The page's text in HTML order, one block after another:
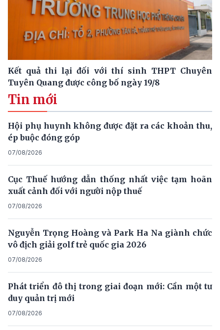
Kết quả thi lại đối với thí sinh THPT Chuyên
Tuyên Quang được công bố ngày 19/8
Tin mới
Hội phụ huynh không được đặt ra các khoản thu,
ép buộc đóng góp
07/08/2026
Cục Thuế hướng dẫn thống nhất việc tạm hoãn
xuất cảnh đối với người nộp thuế
07/08/2026
Nguyễn Trọng Hoàng và Park Ha Na giành chức
vô địch giải golf trẻ quốc gia 2026
07/08/2026
Phát triển đô thị trong giai đoạn mới: Cần một tư
duy quản trị mới
07/08/2026